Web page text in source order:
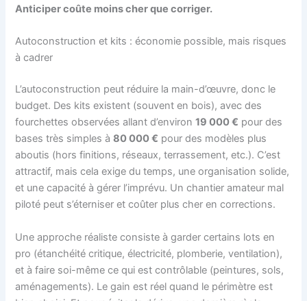
Anticiper coûte moins cher que corriger.
Autoconstruction et kits : économie possible, mais risques
à cadrer
L’autoconstruction peut réduire la main-d’œuvre, donc le
budget. Des kits existent (souvent en bois), avec des
fourchettes observées allant d’environ19 000 € pour des
bases très simples à80 000 € pour des modèles plus
aboutis (hors finitions, réseaux, terrassement, etc.). C’est
attractif, mais cela exige du temps, une organisation solide,
et une capacité à gérer l’imprévu. Un chantier amateur mal
piloté peut s’éterniser et coûter plus cher en corrections.
Une approche réaliste consiste à garder certains lots en
pro (étanchéité critique, électricité, plomberie, ventilation),
et à faire soi-même ce qui est contrôlable (peintures, sols,
aménagements). Le gain est réel quand le périmètre est